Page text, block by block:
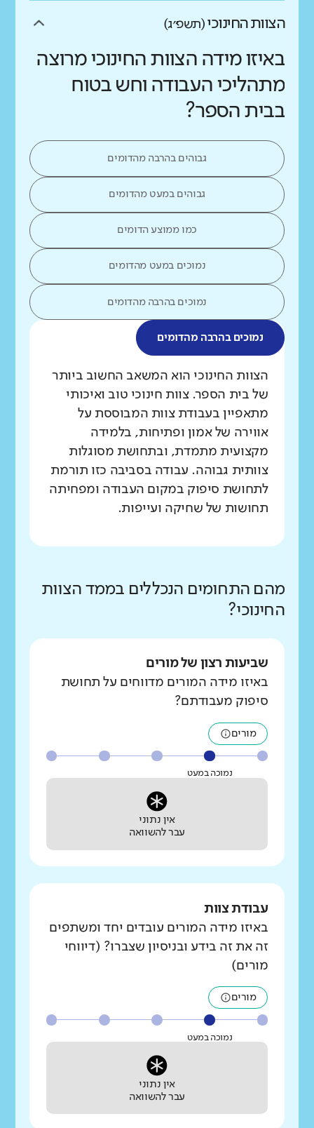
הצוות החינוכי(תשפ״ג)
באיזו מידה הצוות החינוכי מרוצה
מתהליכי העבודה וחש בטוח
בבית הספר?
גבוהים בהרבה מהדומים
גבוהים במעט מהדומים
כמו ממוצע הדומים
נמוכים במעט מהדומים
נמוכים בהרבה מהדומים
נמוכים בהרבה מהדומים
מה בדקנו?
הצוות החינוכי הוא המשאב החשוב ביותר
של בית הספר. צוות חינוכי טוב ואיכותי
מתאפיין בעבודת צוות המבוססת על
אווירה של אמון ופתיחות, בלמידה
מקצועית מתמדת, ובתחושת מסוגלות
צוותית גבוהה. עבודה בסביבה כזו תורמת
לתחושת סיפוק במקום העבודה ומפחיתה
תחושות של שחיקה ועייפות.
מהם התחומים הנכללים בממד הצוות
החינוכי?
שביעות רצון של מורים
באיזו מידה המורים מדווחים על תחושת
סיפוק מעבודתם?
מורים
נמוכה במעט
אין נתוני
עבר להשוואה
עבודת צוות
באיזו מידה המורים עובדים יחד ומשתפים
זה את זה בידע ובניסיון שצברו? (דיווחי
מורים)
מורים
נמוכה במעט
אין נתוני
עבר להשוואה